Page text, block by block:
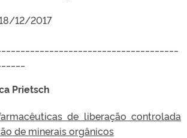
12/2017
Prietsch
de liberação controlada
de minerais orgânicos